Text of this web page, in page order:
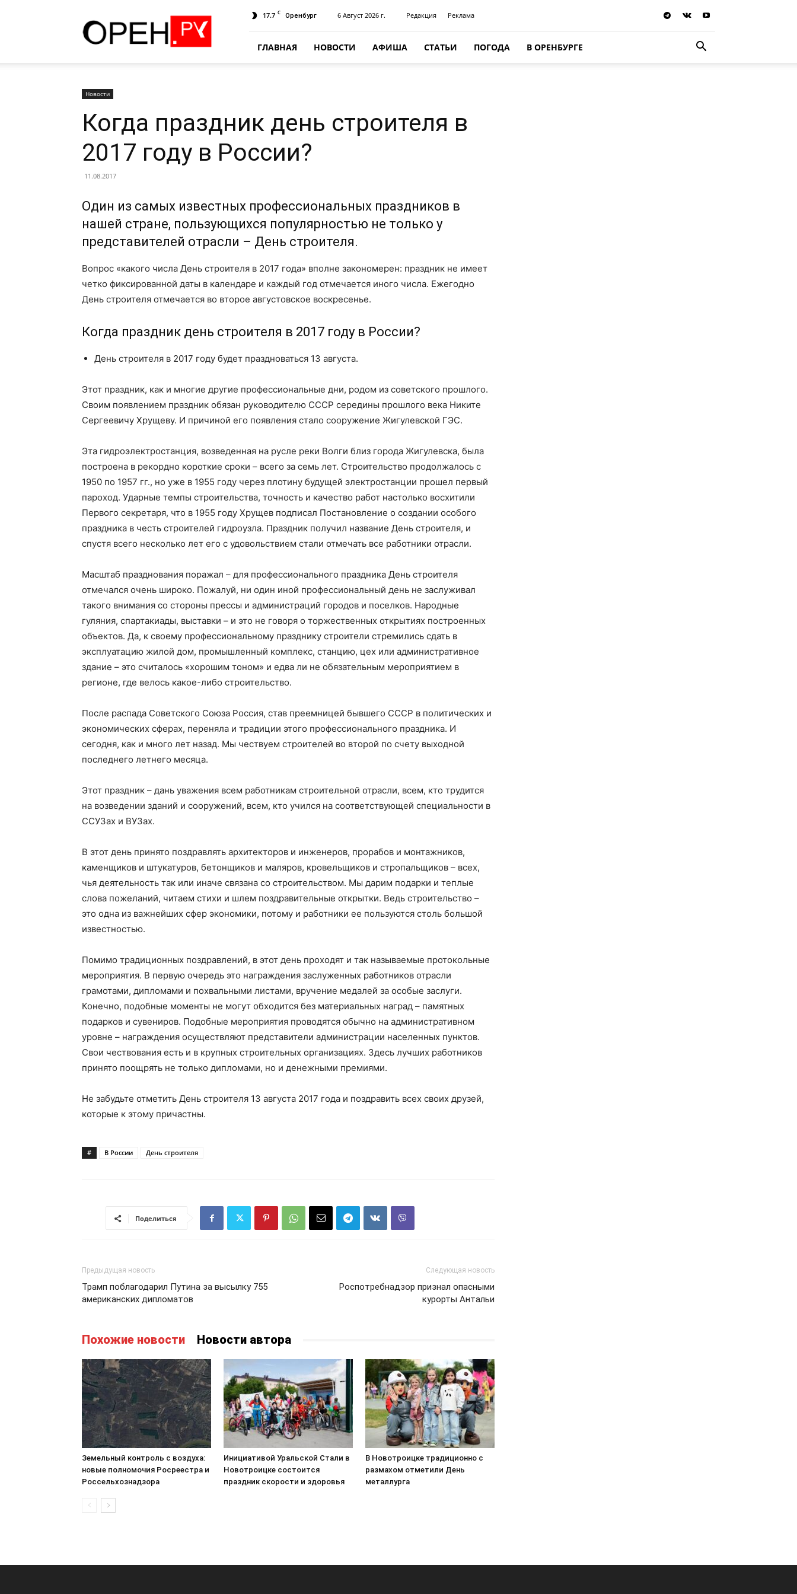
17.7 C Оренбург 6 Август 2026 г. Редакция Реклама
ГЛАВНАЯ НОВОСТИ АФИША СТАТЬИ ПОГОДА В ОРЕНБУРГЕ
Новости
Когда праздник день строителя в
2017 году в России?
11.08.2017
Один из самых известных профессиональных праздников в
нашей стране, пользующихся популярностью не только у
представителей отрасли – День строителя.
Вопрос «какого числа День строителя в 2017 года» вполне закономерен: праздник не имеет
четко фиксированной даты в календаре и каждый год отмечается иного числа. Ежегодно
День строителя отмечается во второе августовское воскресенье.
Когда праздник день строителя в 2017 году в России?
День строителя в 2017 году будет праздноваться 13 августа.
Этот праздник, как и многие другие профессиональные дни, родом из советского прошлого.
Своим появлением праздник обязан руководителю СССР середины прошлого века Никите
Сергеевичу Хрущеву. И причиной его появления стало сооружение Жигулевской ГЭС.
Эта гидроэлектростанция, возведенная на русле реки Волги близ города Жигулевска, была
построена в рекордно короткие сроки – всего за семь лет. Строительство продолжалось с
1950 по 1957 гг., но уже в 1955 году через плотину будущей электростанции прошел первый
пароход. Ударные темпы строительства, точность и качество работ настолько восхитили
Первого секретаря, что в 1955 году Хрущев подписал Постановление о создании особого
праздника в честь строителей гидроузла. Праздник получил название День строителя, и
спустя всего несколько лет его с удовольствием стали отмечать все работники отрасли.
Масштаб празднования поражал – для профессионального праздника День строителя
отмечался очень широко. Пожалуй, ни один иной профессиональный день не заслуживал
такого внимания со стороны прессы и администраций городов и поселков. Народные
гуляния, спартакиады, выставки – и это не говоря о торжественных открытиях построенных
объектов. Да, к своему профессиональному празднику строители стремились сдать в
эксплуатацию жилой дом, промышленный комплекс, станцию, цех или административное
здание – это считалось «хорошим тоном» и едва ли не обязательным мероприятием в
регионе, где велось какое-либо строительство.
После распада Советского Союза Россия, став преемницей бывшего СССР в политических и
экономических сферах, переняла и традиции этого профессионального праздника. И
сегодня, как и много лет назад. Мы чествуем строителей во второй по счету выходной
последнего летнего месяца.
Этот праздник – дань уважения всем работникам строительной отрасли, всем, кто трудится
на возведении зданий и сооружений, всем, кто учился на соответствующей специальности в
ССУЗах и ВУЗах.
В этот день принято поздравлять архитекторов и инженеров, прорабов и монтажников,
каменщиков и штукатуров, бетонщиков и маляров, кровельщиков и стропальщиков – всех,
чья деятельность так или иначе связана со строительством. Мы дарим подарки и теплые
слова пожеланий, читаем стихи и шлем поздравительные открытки. Ведь строительство –
это одна из важнейших сфер экономики, потому и работники ее пользуются столь большой
известностью.
Помимо традиционных поздравлений, в этот день проходят и так называемые протокольные
мероприятия. В первую очередь это награждения заслуженных работников отрасли
грамотами, дипломами и похвальными листами, вручение медалей за особые заслуги.
Конечно, подобные моменты не могут обходится без материальных наград – памятных
подарков и сувениров. Подобные мероприятия проводятся обычно на административном
уровне – награждения осуществляют представители администрации населенных пунктов.
Свои чествования есть и в крупных строительных организациях. Здесь лучших работников
принято поощрять не только дипломами, но и денежными премиями.
Не забудьте отметить День строителя 13 августа 2017 года и поздравить всех своих друзей,
которые к этому причастны.
# В России День строителя
Поделиться
Предыдущая новость
Трамп поблагодарил Путина за высылку 755
американских дипломатов
Следующая новость
Роспотребнадзор признал опасными
курорты Антальи
Похожие новости Новости автора
Земельный контроль с воздуха:
новые полномочия Росреестра и
Россельхознадзора
Инициативой Уральской Стали в
Новотроицке состоится
праздник скорости и здоровья
В Новотроицке традиционно с
размахом отметили День
металлурга